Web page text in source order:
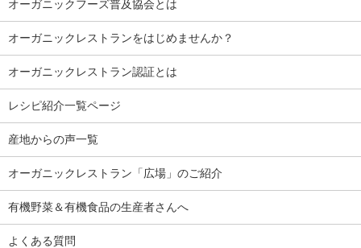
オーガニックフーズ普及協会とは
オーガニックレストランをはじめませんか？
オーガニックレストラン認証とは
レシピ紹介一覧ページ
産地からの声一覧
オーガニックレストラン「広場」のご紹介
有機野菜＆有機食品の生産者さんへ
よくある質問